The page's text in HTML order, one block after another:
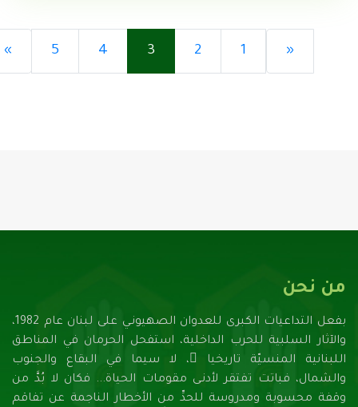
«
1
2
3
4
5
»
من نحن
بفعل التداعيات الكبرى للعدوان الصهيونـي على لبنان عام 1982،
والآثار السلبية للحرب الداخلية، استفحل الحرمان في المناطق
اللبنانية المنسيّة تاريخيا ً، لا سيما في البقاع والجنوب
والشمال، فباتت تفتقر لأدنـى مقومات الحياة... فكان لا بُدَّ من
وقفة محسوبة ومدروسة للحدِّ من الأخطار الناجمة عن تفاقم